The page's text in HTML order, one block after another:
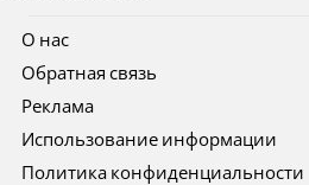
О нас
Обратная связь
Реклама
Использование информации
Политика конфиденциальности